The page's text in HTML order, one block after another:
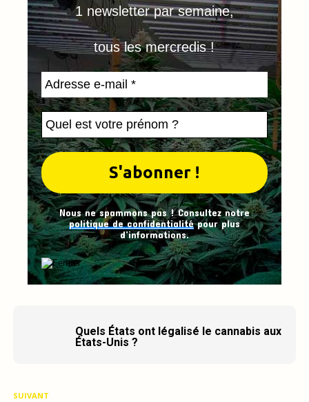
1 newsletter par semaine,
tous les mercredis !
Nous ne spammons pas ! Consultez notre
politique de confidentialitépour plus
d’informations.
Quels États ont légalisé le cannabis aux
États-Unis ?
SUIVANT